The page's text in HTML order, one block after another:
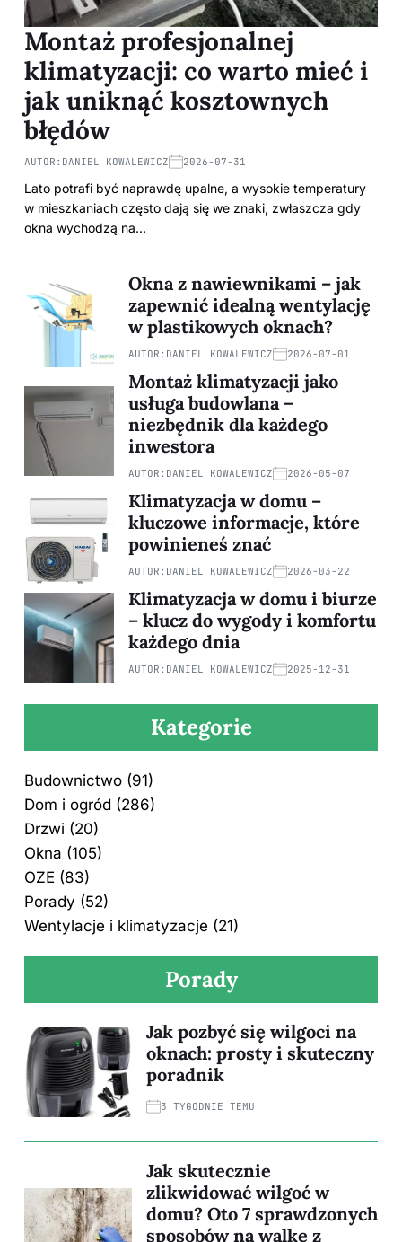
Montaż profesjonalnej
klimatyzacji: co warto mieć i
jak uniknąć kosztownych
błędów
AUTOR: DANIEL KOWALEWICZ 2026-07-31
Lato potrafi być naprawdę upalne, a wysokie temperatury
w mieszkaniach często dają się we znaki, zwłaszcza gdy
okna wychodzą na…
Okna z nawiewnikami – jak
zapewnić idealną wentylację
w plastikowych oknach?
AUTOR: DANIEL KOWALEWICZ 2026-07-01
Montaż klimatyzacji jako
usługa budowlana –
niezbędnik dla każdego
inwestora
AUTOR: DANIEL KOWALEWICZ 2026-05-07
Klimatyzacja w domu –
kluczowe informacje, które
powinieneś znać
AUTOR: DANIEL KOWALEWICZ 2026-03-22
Klimatyzacja w domu i biurze
– klucz do wygody i komfortu
każdego dnia
AUTOR: DANIEL KOWALEWICZ 2025-12-31
Kategorie
Budownictwo (91)
Dom i ogród (286)
Drzwi (20)
Okna (105)
OZE (83)
Porady (52)
Wentylacje i klimatyzacje (21)
Porady
Jak pozbyć się wilgoci na
oknach: prosty i skuteczny
poradnik
3 TYGODNIE TEMU
Jak skutecznie
zlikwidować wilgoć w
domu? Oto 7 sprawdzonych
sposobów na walkę z